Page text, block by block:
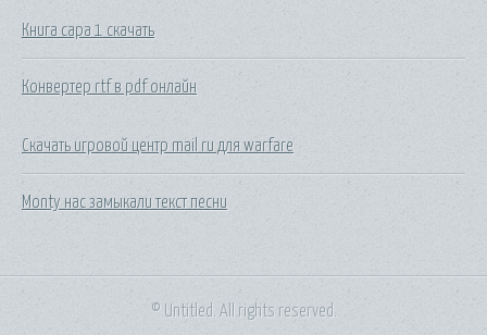
Книга сара 1 скачать
Конвертер rtf в pdf онлайн
Скачать игровой центр mail ru для warfare
Monty нас замыкали текст песни
© Untitled. All rights reserved.